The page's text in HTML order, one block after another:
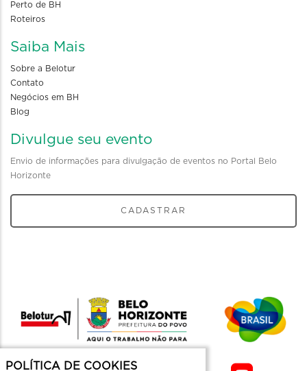
Perto de BH
Roteiros
Saiba Mais
Sobre a Belotur
Contato
Negócios em BH
Blog
Divulgue seu evento
Envio de informações para divulgação de eventos no Portal Belo
Horizonte
CADASTRAR
POLÍTICA DE COOKIES